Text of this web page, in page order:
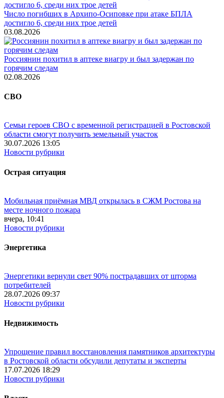
Число погибших в Архипо-Осиповке при атаке БПЛА
достигло 6, среди них трое детей
03.08.2026
Россиянин похитил в аптеке виагру и был задержан по
горячим следам
02.08.2026
СВО
Семьи героев СВО с временной регистрацией в Ростовской
области смогут получить земельный участок
30.07.2026 13:05
Новости рубрики
Острая ситуация
Мобильная приёмная МВД открылась в СЖМ Ростова на
месте ночного пожара
вчера, 10:41
Новости рубрики
Энергетика
Энергетики вернули свет 90% пострадавших от шторма
потребителей
28.07.2026 09:37
Новости рубрики
Недвижимость
Упрощение правил восстановления памятников архитектуры
в Ростовской области обсудили депутаты и эксперты
17.07.2026 18:29
Новости рубрики